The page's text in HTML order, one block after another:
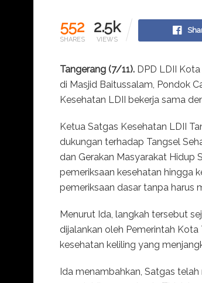
552
SHARES
2.5k
VIEWS
Tangerang (7/11). DPD LDII
di Masjid Baitussalam, Pondok
Kesehatan LDII bekerja sama
Ketua Satgas Kesehatan LDII
dukungan terhadap Tangsel
dan Gerakan Masyarakat Hidup
pemeriksaan kesehatan hingga
pemeriksaan dasar tanpa harus
Menurut Ida, langkah tersebut
dijalankan oleh Pemerintah Kota
kesehatan keliling yang
Ida menambahkan, Satgas